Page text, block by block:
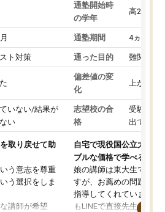
ト対策
いない/結果が
い
取り戻せて助
う意志を尊重
う選択をしま
講師が希望
通塾開始時
の学年
高2
通塾期間 4ヵ月～1
通った目的 難関私立
偏差値の変
化
上がった
志望校の合
格
受験して
出ていな
自宅で現役国公立大学生
ブルな価格で学べる
娘の講師は東大生では無
すが、お薦めの問題集や
指導してくれています。
もLINEで直接先生に質問